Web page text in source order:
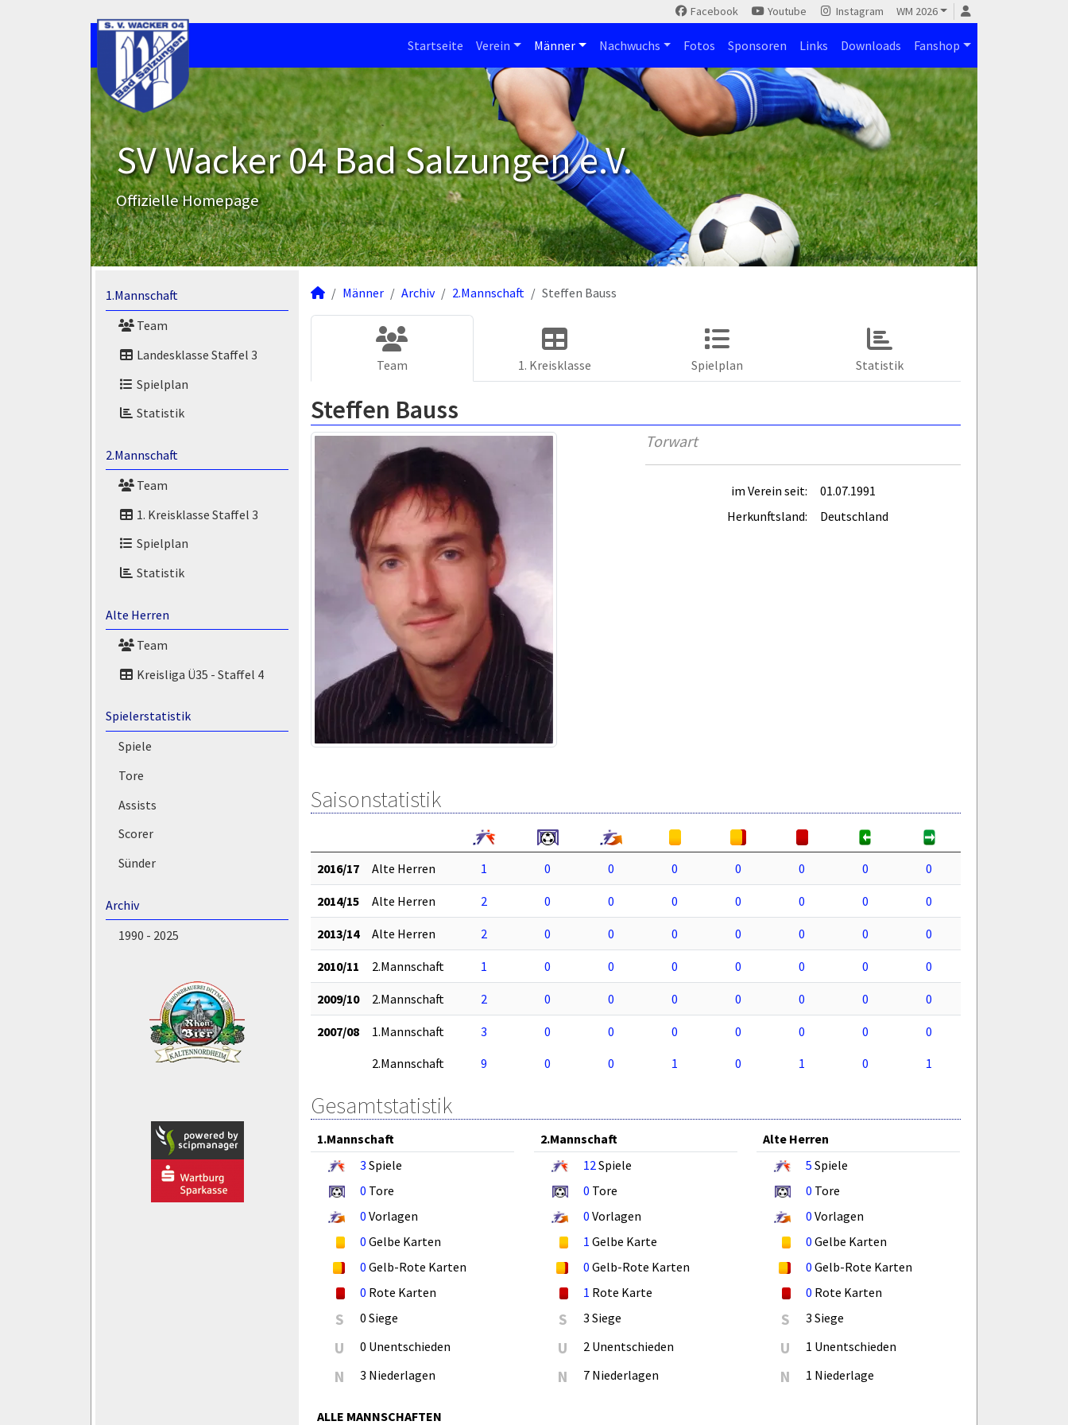
Facebook Youtube Instagram WM 2026
Startseite Verein Männer Nachwuchs Fotos Sponsoren Links Downloads Fanshop
SV Wacker 04 Bad Salzungen e.V.
Offizielle Homepage
1.Mannschaft
Team
Landesklasse Staffel 3
Spielplan
Statistik
2.Mannschaft
Team
1. Kreisklasse Staffel 3
Spielplan
Statistik
Alte Herren
Team
Kreisliga Ü35 - Staffel 4
Spielerstatistik
Spiele
Tore
Assists
Scorer
Sünder
Archiv
1990 - 2025
Männer Archiv 2.Mannschaft Steffen Bauss
Team 1. Kreisklasse Spielplan Statistik
Steffen Bauss
Torwart
im Verein seit:
01.07.1991
Herkunftsland:
Deutschland
Saisonstatistik
2016/17 Alte Herren 1 0 0 0 0 0 0 0
2014/15 Alte Herren 2 0 0 0 0 0 0 0
2013/14 Alte Herren 2 0 0 0 0 0 0 0
2010/11 2.Mannschaft 1 0 0 0 0 0 0 0
2009/10 2.Mannschaft 2 0 0 0 0 0 0 0
2007/08 1.Mannschaft 3 0 0 0 0 0 0
0
2.Mannschaft
9 0 0 1 0 1 0 1
Gesamtstatistik
1.Mannschaft
3 Spiele
0 Tore
0 Vorlagen
0 Gelbe Karten
0 Gelb-Rote Karten
0 Rote Karten
S 0 Siege
U 0 Unentschieden
N 3 Niederlagen
2.Mannschaft
12Spiele
0 Tore
0 Vorlagen
1 Gelbe Karte
0 Gelb-Rote Karten
1 Rote Karte
S 3 Siege
U 2 Unentschieden
N 7 Niederlagen
Alte Herren
5 Spiele
0 Tore
0 Vorlagen
0 Gelbe Karten
0 Gelb-Rote Karten
0 Rote Karten
S 3 Siege
U 1 Unentschieden
N 1 Niederlage
ALLE MANNSCHAFTEN